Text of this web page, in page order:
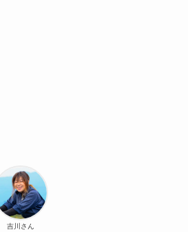
吉川さん